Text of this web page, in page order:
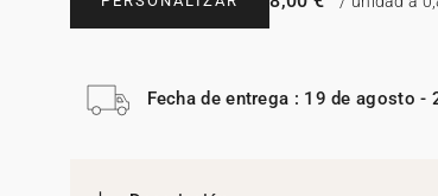
Fecha de entrega : 19 de agosto -